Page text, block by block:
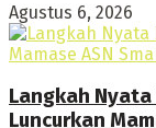
Agustus 6, 2026
Langkah
Luncurkan